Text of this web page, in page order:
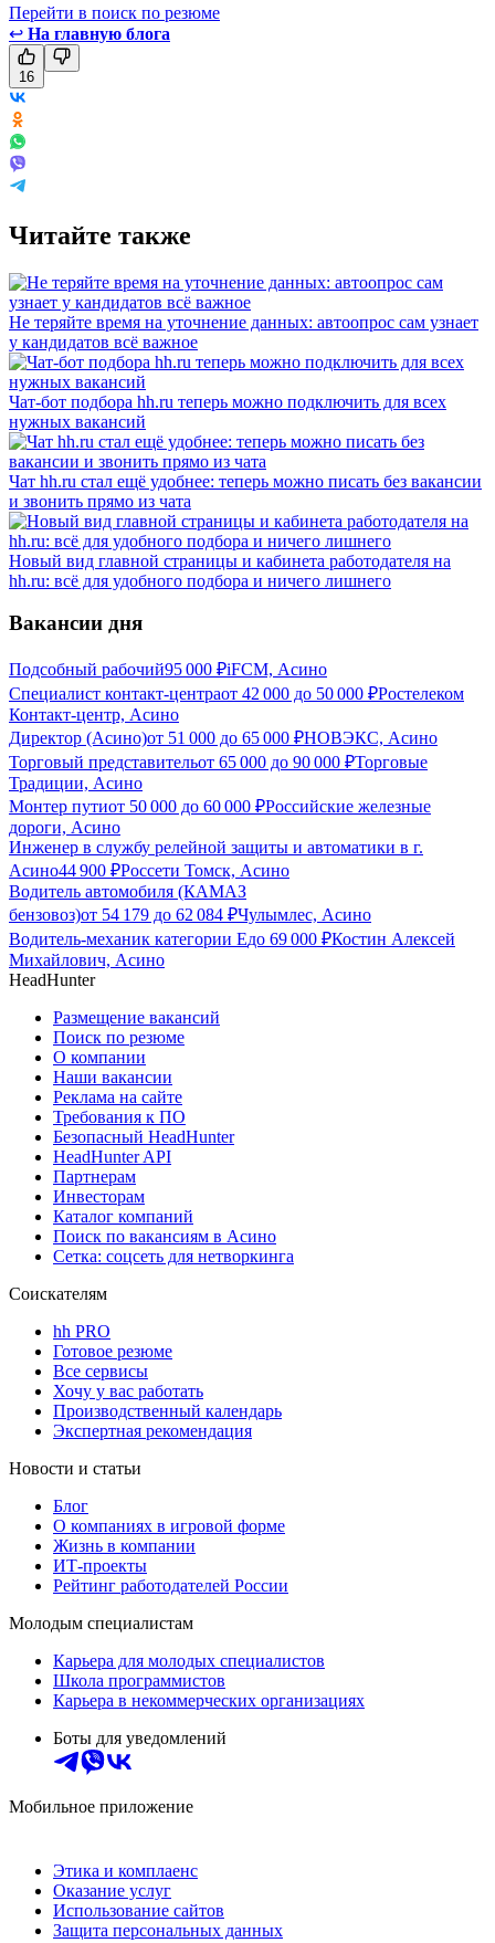
Перейти в поиск по резюме
↩ На главную блога
16
Читайте также
Не теряйте время на уточнение данных: автоопрос сам узнает
у кандидатов всё важное
Чат-бот подбора hh.ru теперь можно подключить для всех
нужных вакансий
Чат hh.ru стал ещё удобнее: теперь можно писать без вакансии
и звонить прямо из чата
Новый вид главной страницы и кабинета работодателя на
hh.ru: всё для удобного подбора и ничего лишнего
Вакансии дня
Подсобный рабочий95 000 ₽iFCM, Асино
Специалист контакт-центраот 42 000 до 50 000 ₽Ростелеком
Контакт-центр, Асино
Директор (Асино)от 51 000 до 65 000 ₽НОВЭКС, Асино
Торговый представительот 65 000 до 90 000 ₽Торговые
Традиции, Асино
Монтер путиот 50 000 до 60 000 ₽Российские железные
дороги, Асино
Инженер в службу релейной защиты и автоматики в г.
Асино44 900 ₽Россети Томск, Асино
Водитель автомобиля (КАМАЗ
бензовоз)от 54 179 до 62 084 ₽Чулымлес, Асино
Водитель-механик категории Едо 69 000 ₽Костин Алексей
Михайлович, Асино
HeadHunter
Размещение вакансий
Поиск по резюме
О компании
Наши вакансии
Реклама на сайте
Требования к ПО
Безопасный HeadHunter
HeadHunter API
Партнерам
Инвесторам
Каталог компаний
Поиск по вакансиям в Асино
Сетка: соцсеть для нетворкинга
Соискателям
hh PRO
Готовое резюме
Все сервисы
Хочу у вас работать
Производственный календарь
Экспертная рекомендация
Новости и статьи
Блог
О компаниях в игровой форме
Жизнь в компании
ИТ-проекты
Рейтинг работодателей России
Молодым специалистам
Карьера для молодых специалистов
Школа программистов
Карьера в некоммерческих организациях
Боты для уведомлений
Мобильное приложение
Этика и комплаенс
Оказание услуг
Использование сайтов
Защита персональных данных